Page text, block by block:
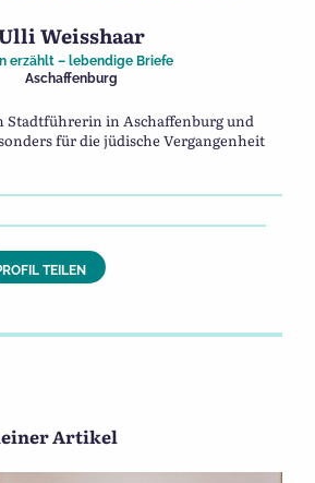
Weisshaar
erzählt – lebendige Briefe
Aschaffenburg
Stadtführerin in Aschaffenburg und
für die jüdische Vergangenheit
TEILEN
Artikel